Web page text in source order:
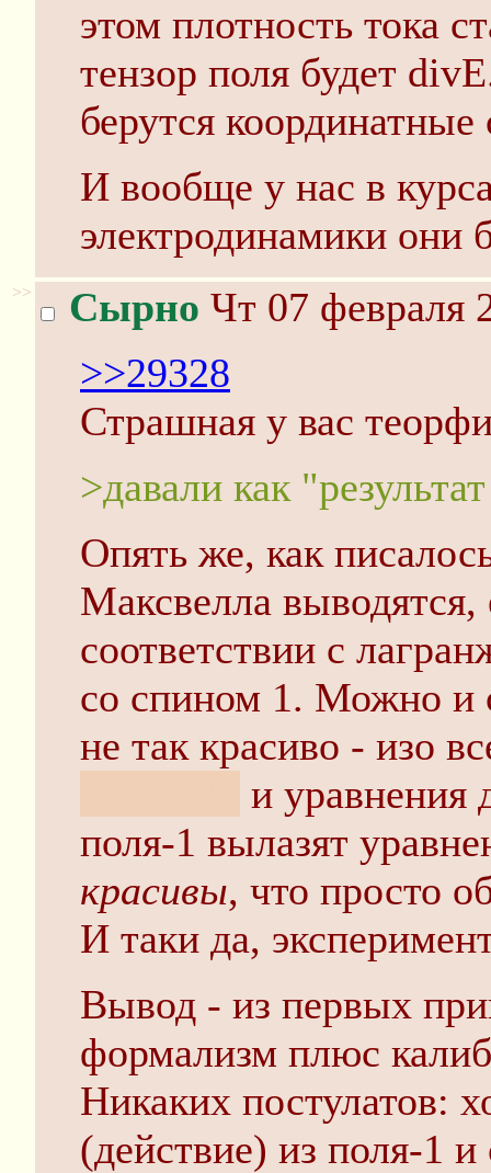
этом плотность тока
тензор поля будет
берутся
И вообще у нас в
электродинамики они
>> Сырно Чт 07 февраля
>>29328
Страшная у вас
>давали как
Опять же, как
Максвелла выводятся,
соответствии с
со спином 1. Можно и
не так красиво - изо
и уравнения
поля-1 вылазят
красивы, что просто
И таки да,
Вывод - из первых
формализм плюс
Никаких постулатов:
(действие) из поля-1